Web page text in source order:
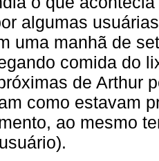
algumas
uma manhã de
comida do
de Arthur
como estavam
ao mesmo